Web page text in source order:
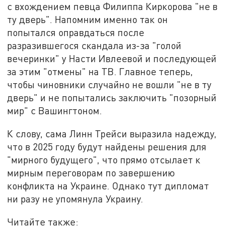
с вхождением певца Филиппа Киркорова "не в
ту дверь". Напомним именно так он
попытался оправдаться после
разразившегося скандала из-за "голой
вечеринки" у Насти Ивлеевой и последующей
за этим "отмены" на ТВ. Главное теперь,
чтобы чиновники случайно не вошли "не в ту
дверь" и не попытались заключить "позорный
мир" с Вашингтоном.
К слову, сама Линн Трейси выразила надежду,
что в 2025 году будут найдены решения для
"мирного будущего", что прямо отсылает к
мирным переговорам по завершению
конфликта на Украине. Однако тут дипломат
ни разу не упомянула Украину.
Читайте также: